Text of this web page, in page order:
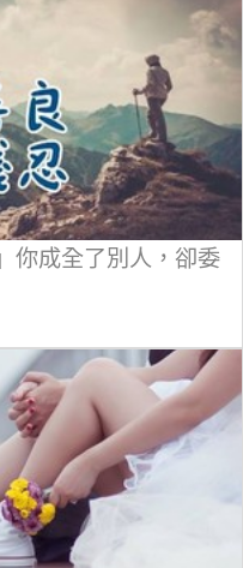
你成全了別人，卻委